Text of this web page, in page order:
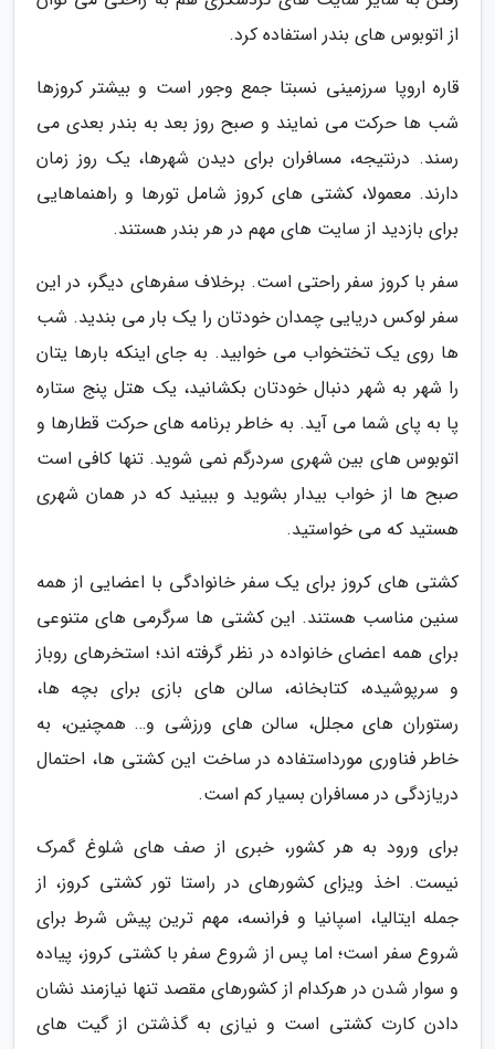
از اتوبوس های بندر استفاده کرد.
قاره اروپا سرزمینی نسبتا جمع وجور است و بیشتر کروزها
شب ها حرکت می نمایند و صبح روز بعد به بندر بعدی می
رسند. درنتیجه، مسافران برای دیدن شهرها، یک روز زمان
دارند. معمولا، کشتی های کروز شامل تورها و راهنماهایی
برای بازدید از سایت های مهم در هر بندر هستند.
سفر با کروز سفر راحتی است. برخلاف سفرهای دیگر، در این
سفر لوکس دریایی چمدان خودتان را یک بار می بندید. شب
ها روی یک تختخواب می خوابید. به جای اینکه بارها یتان
را شهر به شهر دنبال خودتان بکشانید، یک هتل پنج ستاره
پا به پای شما می آید. به خاطر برنامه های حرکت قطارها و
اتوبوس های بین شهری سردرگم نمی شوید. تنها کافی است
صبح ها از خواب بیدار بشوید و ببینید که در همان شهری
هستید که می خواستید.
کشتی های کروز برای یک سفر خانوادگی با اعضایی از همه
سنین مناسب هستند. این کشتی ها سرگرمی های متنوعی
برای همه اعضای خانواده در نظر گرفته اند؛ استخرهای روباز
و سرپوشیده، کتابخانه، سالن های بازی برای بچه ها،
رستوران های مجلل، سالن های ورزشی و… همچنین، به
خاطر فناوری مورداستفاده در ساخت این کشتی ها، احتمال
دریازدگی در مسافران بسیار کم است.
برای ورود به هر کشور، خبری از صف های شلوغ گمرک
نیست. اخذ ویزای کشورهای در راستا تور کشتی کروز، از
جمله ایتالیا، اسپانیا و فرانسه، مهم ترین پیش شرط برای
شروع سفر است؛ اما پس از شروع سفر با کشتی کروز، پیاده
و سوار شدن در هرکدام از کشورهای مقصد تنها نیازمند نشان
دادن کارت کشتی است و نیازی به گذشتن از گیت های